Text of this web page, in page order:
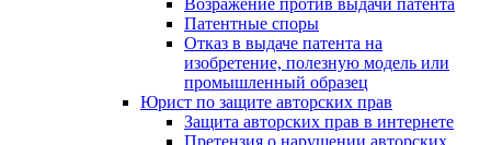
Возражение против выдачи патента
Патентные споры
Отказ в выдаче патента на
изобретение, полезную модель или
промышленный образец
Юрист по защите авторских прав
Защита авторских прав в интернете
Претензия о нарушении авторских